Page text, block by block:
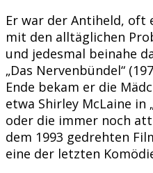
Er war der Antiheld, oft
mit den alltäglichen
und jedesmal beinahe
„Das Nervenbündel“
Ende bekam er die
etwa Shirley McLaine in
oder die immer noch
dem 1993 gedrehten
eine der letzten